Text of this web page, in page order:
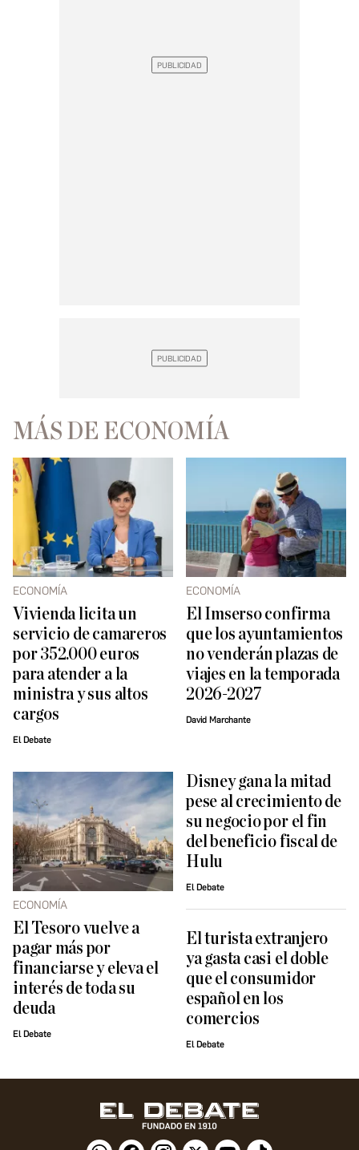
MÁS DE ECONOMÍA
ECONOMÍA
Vivienda licita un
servicio de camareros
por 352.000 euros
para atender a la
ministra y sus altos
cargos
El Debate
ECONOMÍA
El Imserso confirma
que los ayuntamientos
no venderán plazas de
viajes en la temporada
2026-2027
David Marchante
ECONOMÍA
El Tesoro vuelve a
pagar más por
financiarse y eleva el
interés de toda su
deuda
El Debate
Disney gana la mitad
pese al crecimiento de
su negocio por el fin
del beneficio fiscal de
Hulu
El Debate
El turista extranjero
ya gasta casi el doble
que el consumidor
español en los
comercios
El Debate